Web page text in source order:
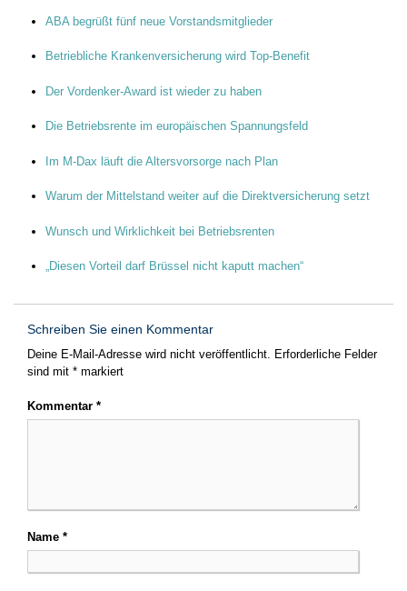
ABA begrüßt fünf neue Vorstandsmitglieder
Betriebliche Krankenversicherung wird Top-Benefit
Der Vordenker-Award ist wieder zu haben
Die Betriebsrente im europäischen Spannungsfeld
Im M-Dax läuft die Altersvorsorge nach Plan
Warum der Mittelstand weiter auf die Direktversicherung setzt
Wunsch und Wirklichkeit bei Betriebsrenten
„Diesen Vorteil darf Brüssel nicht kaputt machen“
Schreiben Sie einen Kommentar
Deine E-Mail-Adresse wird nicht veröffentlicht. Erforderliche Felder
sind mit * markiert
Kommentar *
Name *